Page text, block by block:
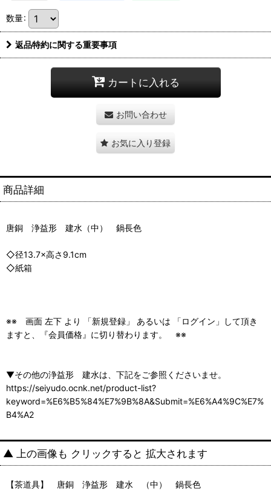
数量:
返品特約に関する重要事項
カートに入れる
お問い合わせ
お気に入り登録
商品詳細
唐銅 浄益形 建水（中） 鍋長色
◇径13.7×高さ9.1cm
◇紙箱
※※ 画面 左下 より 「新規登録」 あるいは 「ログイン」して頂き
ますと、『会員価格』に切り替わります。 ※※
▼その他の浄益形 建水は、下記をご参照くださいませ。
https://seiyudo.ocnk.net/product-list?
keyword=%E6%B5%84%E7%9B%8A&Submit=%E6%A4%9C%E7%
B4%A2
▲ 上の画像も クリックすると 拡大されます
【茶道具】 唐銅 浄益形 建水 （中） 鍋長色